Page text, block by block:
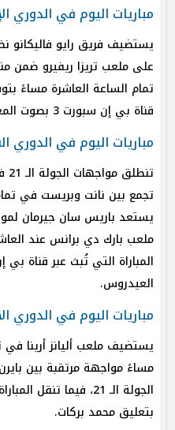
مباريات اليوم في الدوري
يستضيف فريق رايو فاليكانو
تمام الساعة العاشرة مساءً
قناة بي إن سبورت 3 بصوت المعلق أحمد عبده.
مباريات اليوم في الدوري
تجمع بين نانت وبريست في
يستعد باريس سان جيرمان
ملعب بارك دي برانس عند
العيدروس.
مباريات اليوم في الدوري
يستضيف ملعب أليانز أرينا
مساءً مواجهة مرتقبة بين
بتعليق محمد بركات.